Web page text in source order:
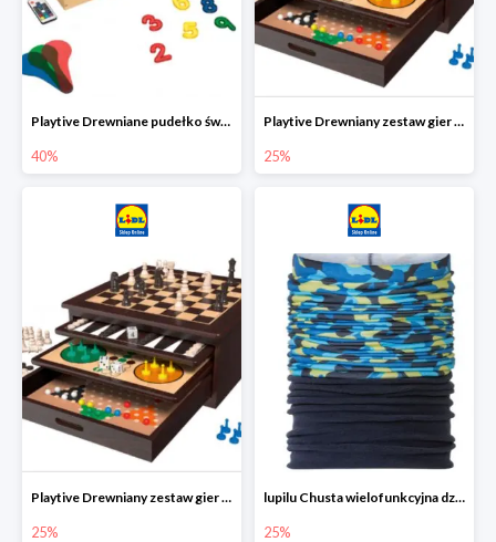
Playtive Drewniane pudełko świetlne MONTESSORI
40%
Playtive Drewniany zestaw gier 10 w 1
25%
Playtive Drewniany zestaw gier 10 w 1
25%
lupilu Chusta wielofunkcyjna dziecięca
25%